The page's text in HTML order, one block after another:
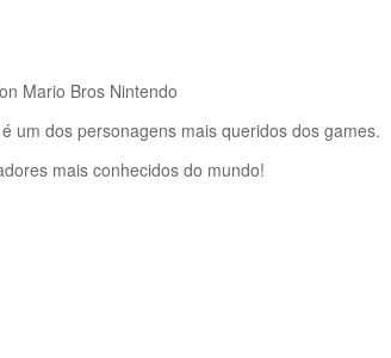
Mario Bros Nintendo
um dos personagens mais queridos dos games.
mais conhecidos do mundo!